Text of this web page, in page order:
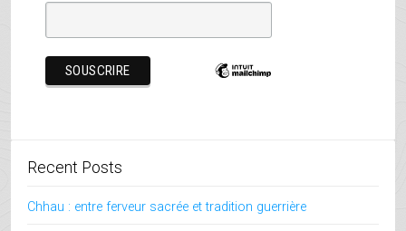
Recent Posts
Chhau : entre ferveur sacrée et tradition guerrière